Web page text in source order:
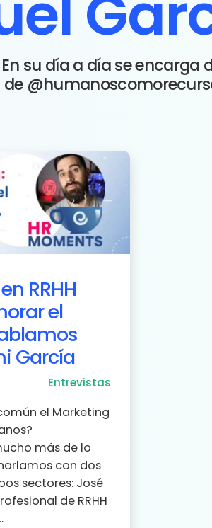
su día a día se encarga
RRHH
el
García
Entrevistas
el Marketing
más de lo
con dos
sectores: José
de RRHH